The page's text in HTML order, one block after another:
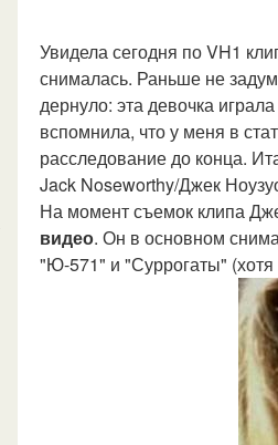
Увидела сегодня по VH1
снималась. Раньше не
дернуло: эта девочка
вспомнила, что у меня в
расследование до конца.
Jack Noseworthy/Джек
На момент съемок клипа
видео. Он в основном
"Ю-571" и "Суррогаты" (хотя